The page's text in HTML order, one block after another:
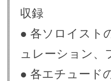
収録
● 各ソロイスト
ュレーション、
● 各エチュード